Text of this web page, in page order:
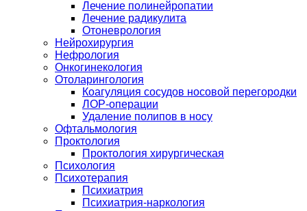
Лечение полинейропатии
Лечение радикулита
Отоневрология
Нейрохирургия
Нефрология
Онкогинекология
Отоларингология
Коагуляция сосудов носовой перегородки
ЛОР-операции
Удаление полипов в носу
Офтальмология
Проктология
Проктология хирургическая
Психология
Психотерапия
Психиатрия
Психиатрия-наркология